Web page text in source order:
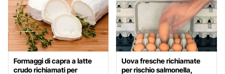
Formaggi di capra a latte
crudo richiamati per
Uova fresche richiamate
per rischio salmonella,